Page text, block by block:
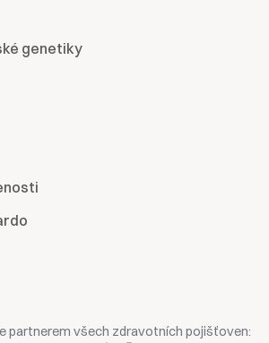
genetiky
partnerem všech zdravotních pojišťoven: